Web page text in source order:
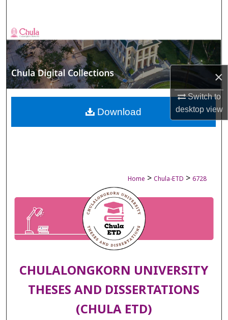
×
Switch to
desktopview
Browse Collections
My Account
About
Digital Commons Network™
Home > Chula-ETD > 6728
CHULALONGKORN UNIVERSITY
THESES AND DISSERTATIONS
(CHULA ETD)
Download